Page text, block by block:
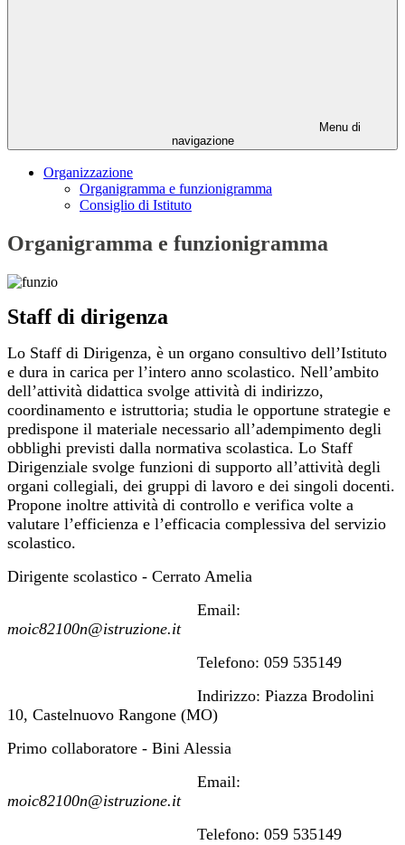
Menu di
navigazione
Organizzazione
Organigramma e funzionigramma
Consiglio di Istituto
Organigramma e funzionigramma
Staff di dirigenza
Lo Staff di Dirigenza, è un organo consultivo dell’Istituto
e dura in carica per l’intero anno scolastico. Nell’ambito
dell’attività didattica svolge attività di indirizzo,
coordinamento e istruttoria; studia le opportune strategie e
predispone il materiale necessario all’adempimento degli
obblighi previsti dalla normativa scolastica. Lo Staff
Dirigenziale svolge funzioni di supporto all’attività degli
organi collegiali, dei gruppi di lavoro e dei singoli docenti.
Propone inoltre attività di controllo e verifica volte a
valutare l’efficienza e l’efficacia complessiva del servizio
scolastico.
Dirigente scolastico - Cerrato Amelia
Email:
moic82100n@istruzione.it
Telefono: 059 535149
Indirizzo: Piazza Brodolini
10, Castelnuovo Rangone (MO)
Primo collaboratore - Bini Alessia
Email:
moic82100n@istruzione.it
Telefono: 059 535149